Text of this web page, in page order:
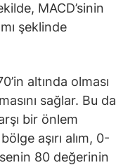
MACD’sinin
şeklinde
altında olması
sağlar. Bu da
bir önlem
aşırı alım, 0-
80 değerinin